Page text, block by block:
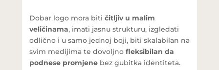
Dobar logo mora biti čitljiv u malim
veličinama, imati jasnu strukturu, izgledati
odlično i u samo jednoj boji, biti skalabilan na
svim medijima te dovoljno fleksibilan da
podnese promjenebez gubitka identiteta.